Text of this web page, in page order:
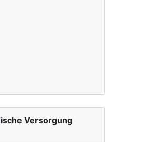
Versorgung